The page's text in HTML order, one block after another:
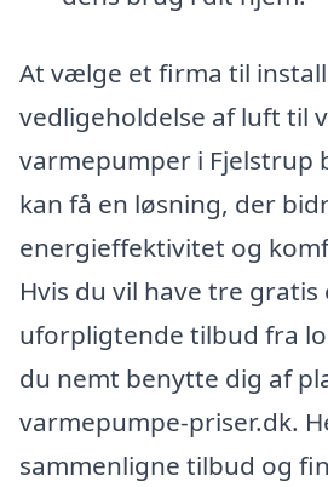
At vælge et firma til
vedligeholdelse af luft til
varmepumper i Fjelstrup
kan få en løsning, der
energieffektivitet og
Hvis du vil have tre gratis
uforpligtende tilbud fra
du nemt benytte dig af
varmepumpe-priser.dk.
sammenligne tilbud og